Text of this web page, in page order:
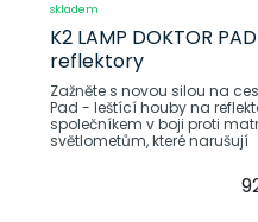
skladem
K2 LAMP DOKTOR
reflektory
Zažněte s novou silou na
Pad - leštící houby na
společníkem v boji proti
světlometům, které narušují